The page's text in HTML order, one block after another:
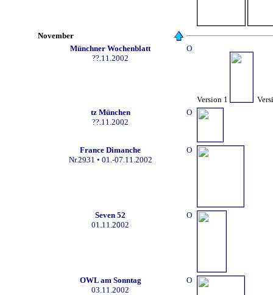
November
Münchner Wochenblatt
??.11.2002
O
Version 1
tz München
??.11.2002
O
France Dimanche
Nr.2931 • 01.-07.11.2002
O
Seven 52
01.11.2002
O
OWL am Sonntag
03.11.2002
O